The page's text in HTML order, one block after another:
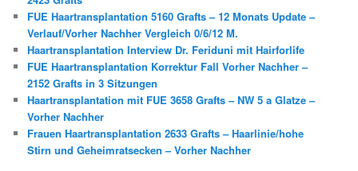
FUE Haartransplantation 5160 Grafts – 12 Monats Update –
Verlauf/Vorher Nachher Vergleich 0/6/12 M.
Haartransplantation Interview Dr. Feriduni mit Hairforlife
FUE Haartransplantation Korrektur Fall Vorher Nachher –
2152 Grafts in 3 Sitzungen
Haartransplantation mit FUE 3658 Grafts – NW 5 a Glatze –
Vorher Nachher
Frauen Haartransplantation 2633 Grafts – Haarlinie/hohe
Stirn und Geheimratsecken – Vorher Nachher